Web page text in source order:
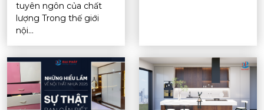
tuyên ngôn của chất
lượng Trong thế giới
nội...